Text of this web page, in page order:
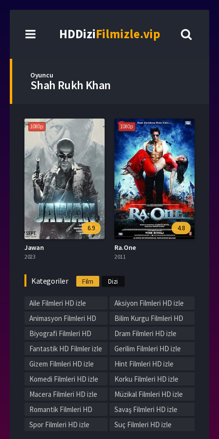
HDDiziFilmizle.vip
Oyuncu
Shah Rukh Khan
1080p
6.9
Jawan
2023
1080p
4.8
Ra.One
2011
Kategoriler Film Dizi
Aile Filmleri HD izle
Aksiyon Filmleri HD izle
Animasyon Filmleri HD
izle
Bilim Kurgu Filmleri HD
izle
Biyografi Filmleri HD
izle
Dram Filmleri HD izle
Fantastik HD Filmler izle
Gerilim Filmleri HD izle
Gizem Filmleri HD izle
Hint Filmleri HD izle
Komedi Filmleri HD izle
Korku Filmleri HD izle
Macera Filmleri HD izle
Müzikal Filmleri HD izle
Romantik Filmleri HD
izle
Savaş Filmleri HD izle
Spor Filmleri HD izle
Suç Filmleri HD izle